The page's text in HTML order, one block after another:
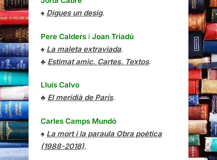
♠ Digues un desig.
Pere Calders i Joan Triadú
♠ La maleta extraviada.
♣ Estimat amic. Cartes. Textos.
Lluís Calvo
♣ El meridià de París.
Carles Camps Mundó
♠ La mort i la paraula Obra poètica
(1988-2018).